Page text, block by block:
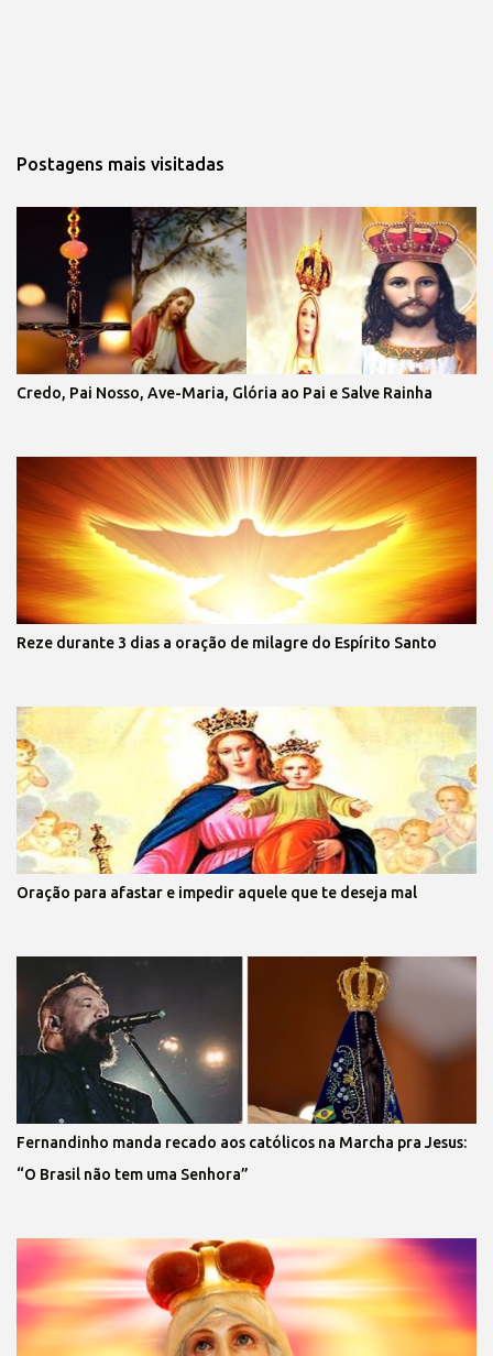
Postagens mais visitadas
Credo, Pai Nosso, Ave-Maria, Glória ao Pai e Salve Rainha
Reze durante 3 dias a oração de milagre do Espírito Santo
Oração para afastar e impedir aquele que te deseja mal
Fernandinho manda recado aos católicos na Marcha pra Jesus:
“O Brasil não tem uma Senhora”